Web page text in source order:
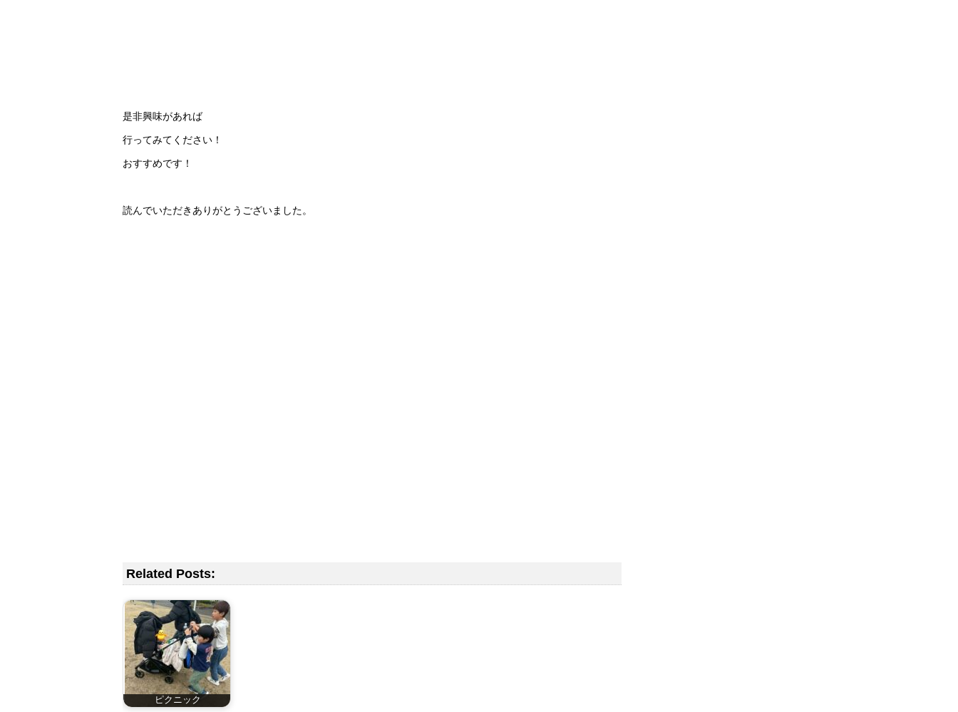
是非興味があれば
行ってみてください！
おすすめです！
読んでいただきありがとうございました。
Related Posts:
ピクニック